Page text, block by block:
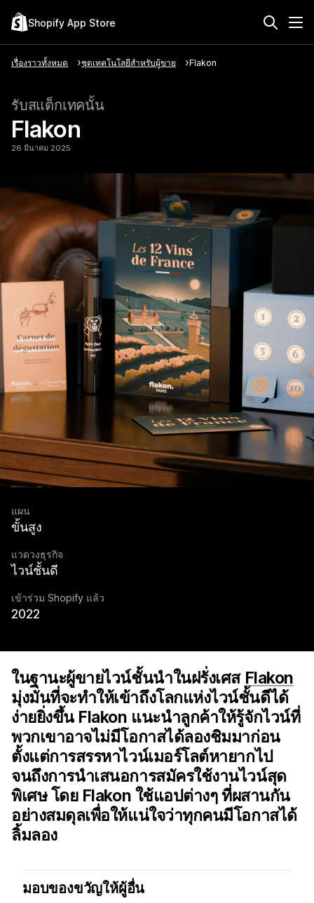
Shopify App Store
เรื่องราวทั้งหมด ชุดเทคโนโลยีสำหรับผู้ขาย Flakon
รับสแต็กเทคนั้น
Flakon
26 มีนาคม 2025
แผน
ขั้นสูง
แวดวงธุรกิจ
ไวน์ชั้นดี
เข้าร่วม Shopify แล้ว
2022
ในฐานะผู้ขายไวน์ชั้นนำในฝรั่งเศส Flakon
มุ่งมั่นที่จะทำให้เข้าถึงโลกแห่งไวน์ชั้นดีได้
ง่ายยิ่งขึ้น Flakon แนะนำลูกค้าให้รู้จักไวน์ที่
พวกเขาอาจไม่มีโอกาสได้ลองชิมมาก่อน
ตั้งแต่การสรรหาไวน์เมอร์โลต์หายากไป
จนถึงการนำเสนอการสมัครใช้งานไวน์สุด
พิเศษ โดย Flakon ใช้แอปต่างๆ ที่ผสานกัน
อย่างสมดุลเพื่อให้แน่ใจว่าทุกคนมีโอกาสได้
ลิ้มลอง
มอบของขวัญให้ผู้อื่น